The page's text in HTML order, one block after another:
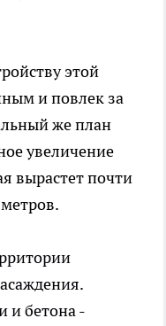
этой
и повлек за
же план
увеличение
вырастет почти
и бетона -